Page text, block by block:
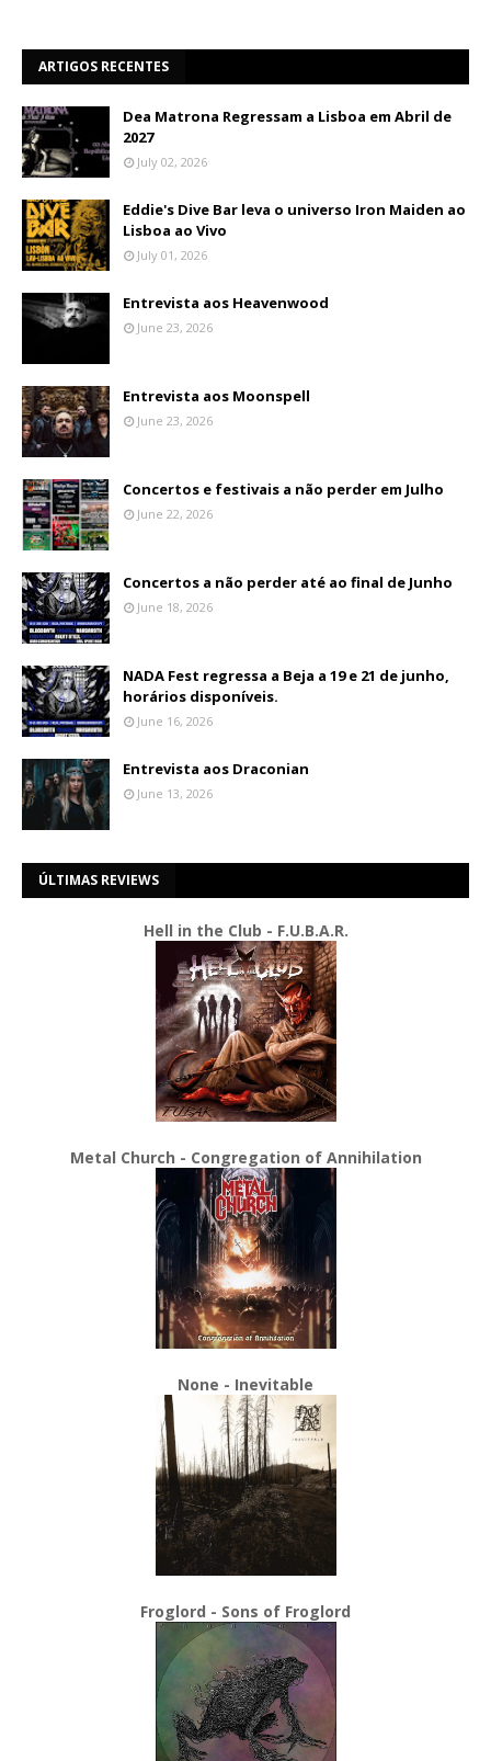
ARTIGOS RECENTES
Dea Matrona Regressam a Lisboa em Abril de
2027
July 02, 2026
Eddie's Dive Bar leva o universo Iron Maiden ao
Lisboa ao Vivo
July 01, 2026
Entrevista aos Heavenwood
June 23, 2026
Entrevista aos Moonspell
June 23, 2026
Concertos e festivais a não perder em Julho
June 22, 2026
Concertos a não perder até ao final de Junho
June 18, 2026
NADA Fest regressa a Beja a 19 e 21 de junho,
horários disponíveis.
June 16, 2026
Entrevista aos Draconian
June 13, 2026
ÚLTIMAS REVIEWS
Hell in the Club - F.U.B.A.R.
Metal Church - Congregation of Annihilation
None - Inevitable
Froglord - Sons of Froglord